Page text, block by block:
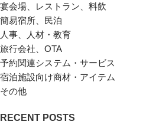
宴会場、レストラン、料飲
簡易宿所、民泊
人事、人材・教育
旅行会社、OTA
予約関連システム・サービス
宿泊施設向け商材・アイテム
その他
RECENT POSTS